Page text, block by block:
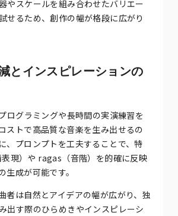
やスケールを組み合わせたバリエー
せるため、創作の幅が格段に広がり
とインスピレーションの
ログラミングや長時間の実演練習を
ストで高品質な音楽を生み出せるの
、プロンプトを工夫することで、特
現）や ragas（音階）を的確に反映
生成が可能です。
者は自然とアイデアの幅が広がり、独
出す際のひらめきやインスピレーシ